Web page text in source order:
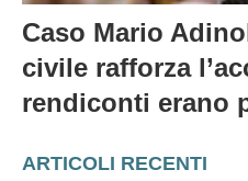
Caso Mario
civile rafforza
rendiconti erano
ARTICOLI RECENTI